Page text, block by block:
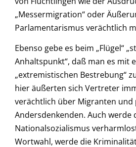
„Messermigration“ oder
Parlamentarismus verächtlich
Ebenso gebe es beim „Flügel“
Anhaltspunkt“, daß man es mit
„extremistischen Bestrebung“
hier äußerten sich Vertreter
verächtlich über Migranten und
Andersdenkenden. Auch werde
Nationalsozialismus
Wortwahl, werde die